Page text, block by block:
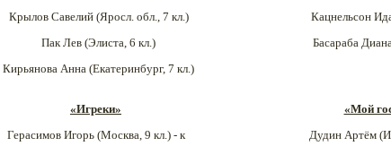
Крылов Савелий (Яросл. обл., 7 кл.)
Пак Лев (Элиста, 6 кл.)
Кирьянова Анна (Екатеринбург, 7 кл.)
Кацнельсон
Басараба
«Игреки»
Герасимов Игорь (Москва, 9 кл.) - к
«Мой
Дудин Артём